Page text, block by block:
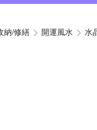
納/修繕 開運風水 水